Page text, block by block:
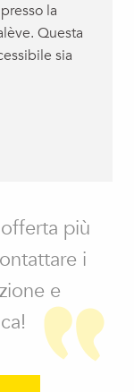
la
Questa
sia
più
i
e